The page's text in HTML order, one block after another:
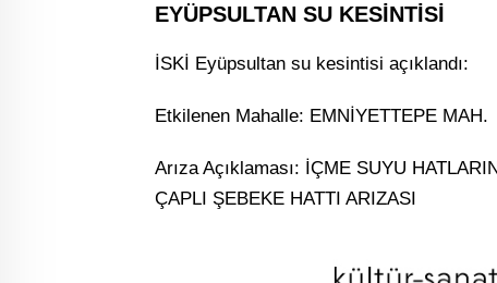
EYÜPSULTAN SU KESİNTİSİ
İSKİ Eyüpsultan su kesintisi açıklandı:
Etkilenen Mahalle: EMNİYETTEPE MAH.
Arıza Açıklaması: İÇME SUYU
ÇAPLI ŞEBEKE HATTI ARIZASI